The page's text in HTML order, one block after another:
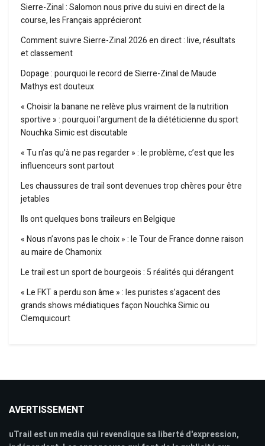
Sierre-Zinal : Salomon nous prive du suivi en direct de la
course, les Français apprécieront
Comment suivre Sierre-Zinal 2026 en direct : live, résultats
et classement
Dopage : pourquoi le record de Sierre-Zinal de Maude
Mathys est douteux
« Choisir la banane ne relève plus vraiment de la nutrition
sportive » : pourquoi l’argument de la diététicienne du sport
Nouchka Simic est discutable
« Tu n’as qu’à ne pas regarder » : le problème, c’est que les
influenceurs sont partout
Les chaussures de trail sont devenues trop chères pour être
jetables
Ils ont quelques bons traileurs en Belgique
« Nous n’avons pas le choix » : le Tour de France donne raison
au maire de Chamonix
Le trail est un sport de bourgeois : 5 réalités qui dérangent
« Le FKT a perdu son âme » : les puristes s’agacent des
grands shows médiatiques façon Nouchka Simic ou
Clemquicourt
AVERTISSEMENT
uTrail est un media qui revendique sa liberté d'expression,